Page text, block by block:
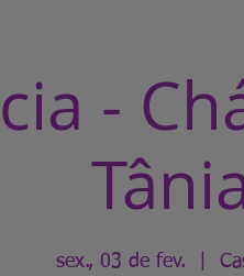
-
sex., 03 de fev.